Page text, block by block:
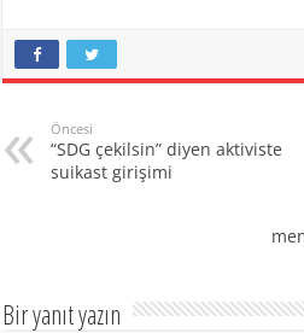
Öncesi
“SDG çekilsin” diyen aktiviste
suikast girişimi
Bir yanıt yazın